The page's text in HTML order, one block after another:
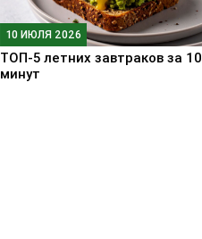
10 ИЮЛЯ 2026
ТОП-5 летних завтраков за 10
минут